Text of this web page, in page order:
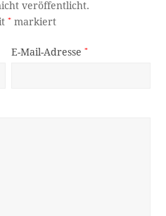
veröffentlicht.
* markiert
E-Mail-Adresse*